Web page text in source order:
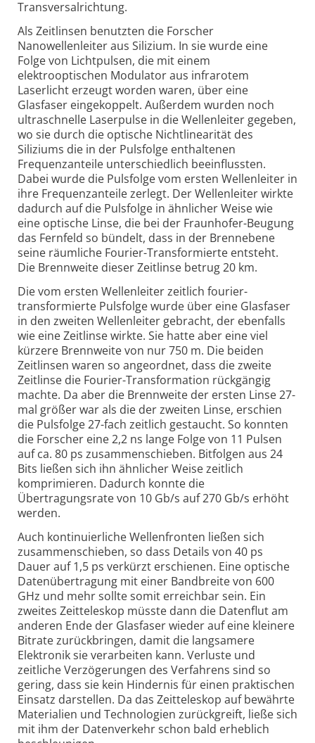
Transversalrichtung.
Als Zeitlinsen benutzten die Forscher
Nanowellenleiter aus Silizium. In sie wurde eine
Folge von Lichtpulsen, die mit einem
elektrooptischen Modulator aus infrarotem
Laserlicht erzeugt worden waren, über eine
Glasfaser eingekoppelt. Außerdem wurden noch
ultraschnelle Laserpulse in die Wellenleiter gegeben,
wo sie durch die optische Nichtlinearität des
Siliziums die in der Pulsfolge enthaltenen
Frequenzanteile unterschiedlich beeinflussten.
Dabei wurde die Pulsfolge vom ersten Wellenleiter in
ihre Frequenzanteile zerlegt. Der Wellenleiter wirkte
dadurch auf die Pulsfolge in ähnlicher Weise wie
eine optische Linse, die bei der Fraunhofer-Beugung
das Fernfeld so bündelt, dass in der Brennebene
seine räumliche Fourier-Transformierte entsteht.
Die Brennweite dieser Zeitlinse betrug 20 km.
Die vom ersten Wellenleiter zeitlich fourier-
transformierte Pulsfolge wurde über eine Glasfaser
in den zweiten Wellenleiter gebracht, der ebenfalls
wie eine Zeitlinse wirkte. Sie hatte aber eine viel
kürzere Brennweite von nur 750 m. Die beiden
Zeitlinsen waren so angeordnet, dass die zweite
Zeitlinse die Fourier-Transformation rückgängig
machte. Da aber die Brennweite der ersten Linse 27-
mal größer war als die der zweiten Linse, erschien
die Pulsfolge 27-fach zeitlich gestaucht. So konnten
die Forscher eine 2,2 ns lange Folge von 11 Pulsen
auf ca. 80 ps zusammenschieben. Bitfolgen aus 24
Bits ließen sich ihn ähnlicher Weise zeitlich
komprimieren. Dadurch konnte die
Übertragungsrate von 10 Gb/s auf 270 Gb/s erhöht
werden.
Auch kontinuierliche Wellenfronten ließen sich
zusammenschieben, so dass Details von 40 ps
Dauer auf 1,5 ps verkürzt erschienen. Eine optische
Datenübertragung mit einer Bandbreite von 600
GHz und mehr sollte somit erreichbar sein. Ein
zweites Zeitteleskop müsste dann die Datenflut am
anderen Ende der Glasfaser wieder auf eine kleinere
Bitrate zurückbringen, damit die langsamere
Elektronik sie verarbeiten kann. Verluste und
zeitliche Verzögerungen des Verfahrens sind so
gering, dass sie kein Hindernis für einen praktischen
Einsatz darstellen. Da das Zeitteleskop auf bewährte
Materialien und Technologien zurückgreift, ließe sich
mit ihm der Datenverkehr schon bald erheblich